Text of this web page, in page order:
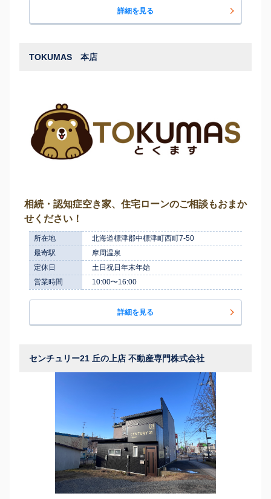
詳細を見る
TOKUMAS 本店
相続・認知症空き家、住宅ローンのご相談もおまか
せください！
所在地
北海道標津郡中標津町西町7-50
最寄駅
摩周温泉
定休日
土日祝日年末年始
営業時間
10:00〜16:00
詳細を見る
センチュリー21 丘の上店 不動産専門株式会社